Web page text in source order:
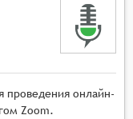
проведения онлайн-
Zoom.